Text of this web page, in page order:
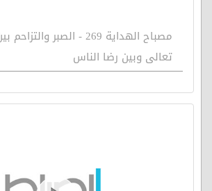
مصباح الهداية 269 - الصبر
تعالى وبين رضا الناس